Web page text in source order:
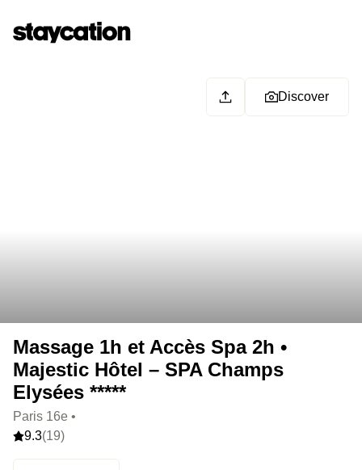
Discover
Massage 1h et Accès Spa 2h •
Majestic Hôtel – SPA Champs
Elysées *****
Paris 16e •
9.3(19)